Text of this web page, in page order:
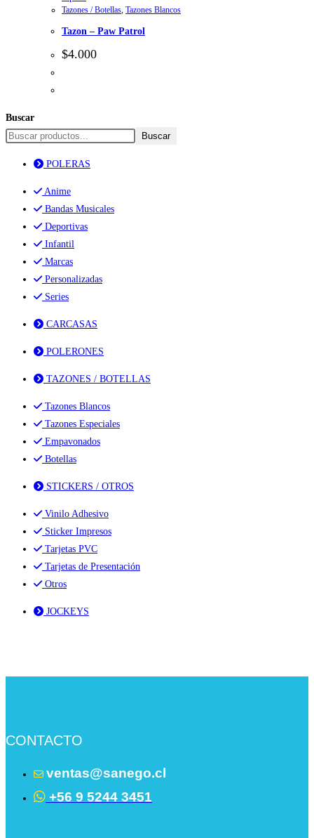
Tazones / Botellas, Tazones Blancos
Tazon – Paw Patrol
$4.000
Buscar
Buscar
POLERAS
Anime
Bandas Musicales
Deportivas
Infantil
Marcas
Personalizadas
Series
CARCASAS
POLERONES
TAZONES / BOTELLAS
Tazones Blancos
Tazones Especiales
Empavonados
Botellas
STICKERS / OTROS
Vinilo Adhesivo
Sticker Impresos
Tarjetas PVC
Tarjetas de Presentación
Otros
JOCKEYS
CONTACTO
ventas@sanego.cl
+56 9 5244 3451